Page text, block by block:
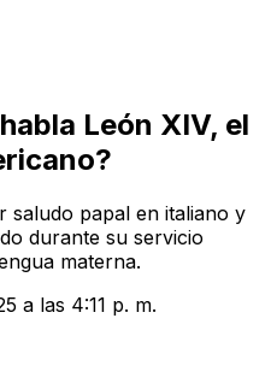
León XIV, el
saludo papal en italiano y
durante su servicio
materna.
a las 4:11 p. m.